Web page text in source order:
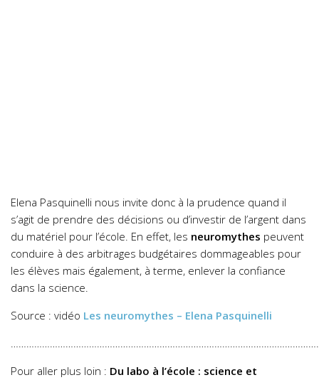
Elena Pasquinelli nous invite donc à la prudence quand il
s’agit de prendre des décisions ou d’investir de l’argent dans
du matériel pour l’école. En effet, les neuromythes peuvent
conduire à des arbitrages budgétaires dommageables pour
les élèves mais également, à terme, enlever la confiance
dans la science.
Source : vidéo Les neuromythes – Elena Pasquinelli
Pour aller plus loin : Du labo à l’école : science et